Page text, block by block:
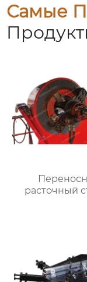
Самые
расточный